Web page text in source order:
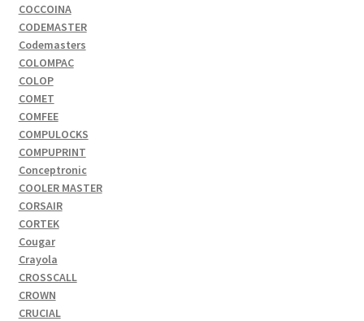
COCCOINA
CODEMASTER
Codemasters
COLOMPAC
COLOP
COMET
COMFEE
COMPULOCKS
COMPUPRINT
Conceptronic
COOLER MASTER
CORSAIR
CORTEK
Cougar
Crayola
CROSSCALL
CROWN
CRUCIAL